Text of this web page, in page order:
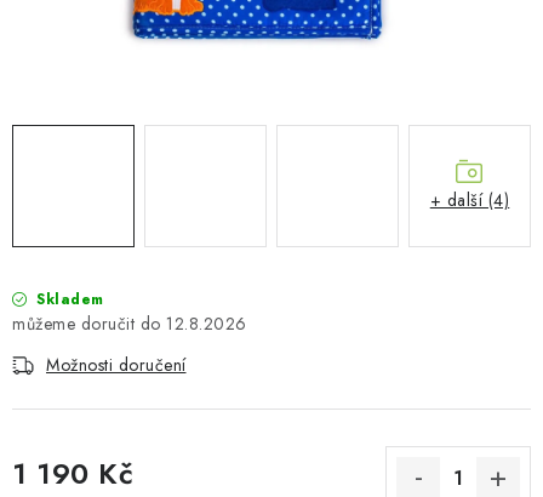
AUTOSTANY
DÁRKOVÉ POUKAZY
Skladem
12.8.2026
Možnosti doručení
1 190 Kč
+ další (4)